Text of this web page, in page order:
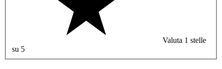
Valuta 1 stelle
su 5